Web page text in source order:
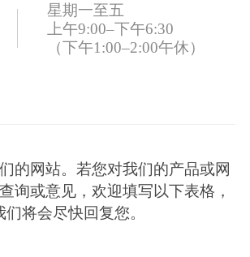
星期一至五
上午9:00–下午6:30
（下午1:00–2:00午休）
的网站。若您对我们的产品或网
询或意见，欢迎填写以下表格，
们将会尽快回复您。